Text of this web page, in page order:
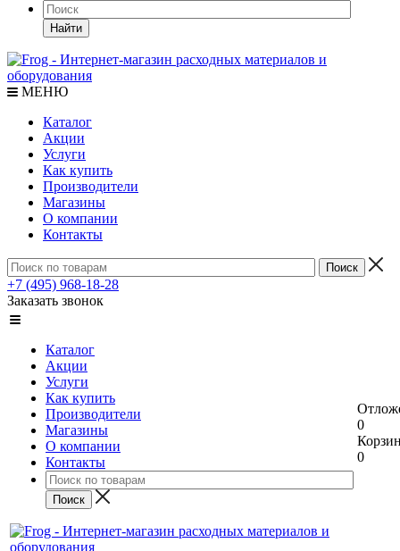
Найти
МЕНЮ
Каталог
Акции
Услуги
Как купить
Производители
Магазины
О компании
Контакты
+7 (495) 968-18-28
Заказать звонок
Каталог
Акции
Услуги
Как купить
Производители
Магазины
О компании
Контакты
0
0